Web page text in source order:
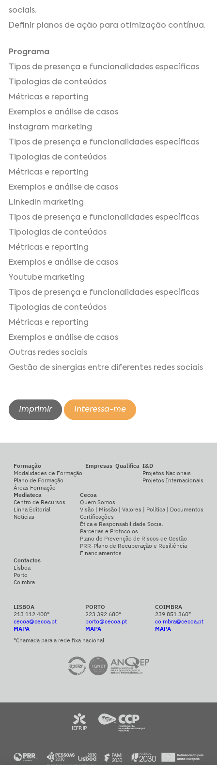
sociais.
Definir planos de ação para otimização contínua.
Programa
Tipos de presença e funcionalidades específicas
Tipologias de conteúdos
Métricas e reporting
Exemplos e análise de casos
Instagram marketing
Tipos de presença e funcionalidades específicas
Tipologias de conteúdos
Métricas e reporting
Exemplos e análise de casos
LinkedIn marketing
Tipos de presença e funcionalidades específicas
Tipologias de conteúdos
Métricas e reporting
Exemplos e análise de casos
Youtube marketing
Tipos de presença e funcionalidades específicas
Tipologias de conteúdos
Métricas e reporting
Exemplos e análise de casos
Outras redes sociais
Gestão de sinergias entre diferentes redes sociais
Imprimir Interessa-me
Formação
Modalidades de Formação
Plano de Formação
Áreas Formação
Empresas Qualifica I&D
Projetos Nacionais
Projetos Internacionais
Mediateca
Centro de Recursos
Linha Editorial
Notícias
Cecoa
Quem Somos
Visão | Missão | Valores | Política | Documentos
Certificações
Ética e Responsabilidade Social
Parcerias e Protocolos
Plano de Prevenção de Riscos de Gestão
PRR-Plano de Recuperação e Resiliência
Financiamentos
Contactos
Lisboa
Porto
Coimbra
LISBOA
213 112 400*
cecoa@cecoa.pt
MAPA
PORTO
223 392 680*
porto@cecoa.pt
MAPA
COIMBRA
239 851 360*
coimbra@cecoa.pt
MAPA
*Chamada para a rede fixa nacional